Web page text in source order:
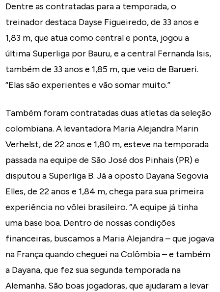
Dentre as contratadas para a temporada, o
treinador destaca Dayse Figueiredo, de 33 anos e
1,83 m, que atua como central e ponta, jogou a
última Superliga por Bauru, e a central Fernanda Isis,
também de 33 anos e 1,85 m, que veio de Barueri.
“Elas são experientes e vão somar muito.”
Também foram contratadas duas atletas da seleção
colombiana. A levantadora Maria Alejandra Marin
Verhelst, de 22 anos e 1,80 m, esteve na temporada
passada na equipe de São José dos Pinhais (PR) e
disputou a Superliga B. Já a oposto Dayana Segovia
Elles, de 22 anos e 1,84 m, chega para sua primeira
experiência no vôlei brasileiro. “A equipe já tinha
uma base boa. Dentro de nossas condições
financeiras, buscamos a Maria Alejandra – que jogava
na França quando cheguei na Colômbia – e também
a Dayana, que fez sua segunda temporada na
Alemanha. São boas jogadoras, que ajudaram a levar